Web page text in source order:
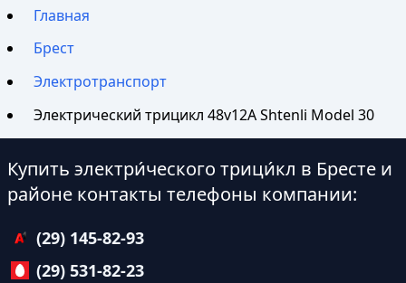
Главная
Брест
Электротранспорт
Электрический трицикл 48v12A Shtenli Model 30
Купить электри́ческого трици́кл в Бресте и
районе контакты телефоны компании:
(29) 145-82-93
(29) 531-82-23